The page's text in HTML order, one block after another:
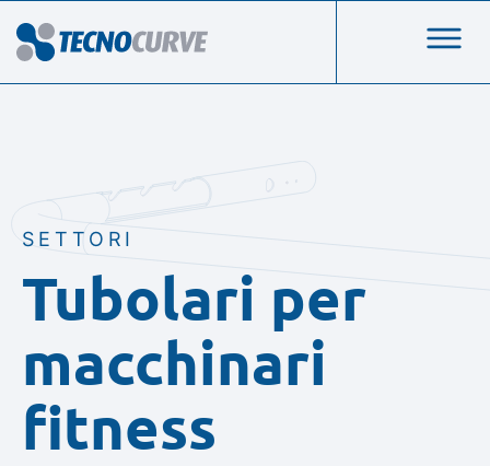
SETTORI
Tubolari per
macchinari
fitness